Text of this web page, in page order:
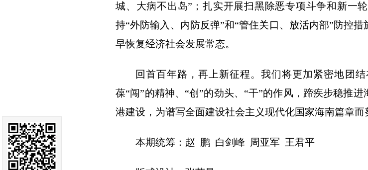
城、大病不出岛”；扎实开展扫黑除恶专项斗争和新一
持“外防输入、内防反弹”和“管住关口、放活内部”防控
早恢复经济社会发展常态。
回首百年路，再上新征程。我们将更加紧密地团
葆“闯”的精神、“创”的劲头、“干”的作风，蹄疾步稳推
港建设，为谱写全面建设社会主义现代化国家海南篇章而
本期统筹：赵 鹏 白剑峰 周亚军 王君平